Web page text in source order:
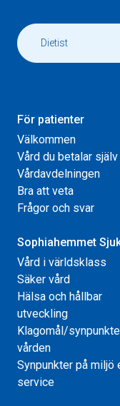
För patienter
Välkommen
Vård du betalar själv
Vårdavdelningen
Bra att veta
Frågor och svar
Sophiahemmet
Vård i världsklass
Säker vård
Hälsa och hållbar
utveckling
Klagomål/
vården
Synpunkter på miljö
service